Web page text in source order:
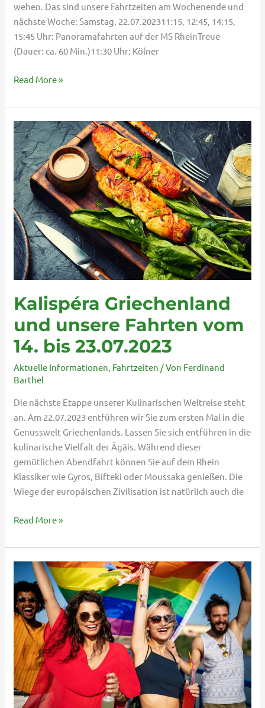
wehen. Das sind unsere Fahrtzeiten am Wochenende und
nächste Woche: Samstag, 22.07.202311:15, 12:45, 14:15,
15:45 Uhr: Panoramafahrten auf der MS RheinTreue
(Dauer: ca. 60 Min.)11:30 Uhr: Kölner
Read More »
Kalispéra Griechenland
und unsere Fahrten vom
14. bis 23.07.2023
Aktuelle Informationen, Fahrtzeiten / Von Ferdinand
Barthel
Die nächste Etappe unserer Kulinarischen Weltreise steht
an. Am 22.07.2023 entführen wir Sie zum ersten Mal in die
Genusswelt Griechenlands. Lassen Sie sich entführen in die
kulinarische Vielfalt der Ägäis. Während dieser
gemütlichen Abendfahrt können Sie auf dem Rhein
Klassiker wie Gyros, Bifteki oder Moussaka genießen. Die
Wiege der europäischen Zivilisation ist natürlich auch die
Kalispéra
Griechenland
und
unsere
Fahrten
vom
14.
bis
23.07.2023
Read More »
Happy
Pride!
Unsere
Fahrtzeiten
am
CSD-
Wochenende
und
nächste
Woche